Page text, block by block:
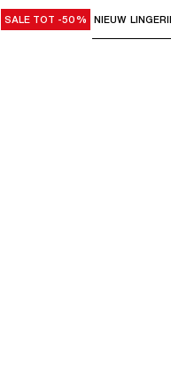
Gebruik "Pijl omlaag" of
SALE TOT -50% NIEUW